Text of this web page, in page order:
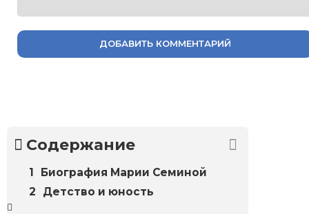
ДОБАВИТЬ КОММЕНТАРИЙ
Содержание
Биография Марии Семиной
Детство и юность